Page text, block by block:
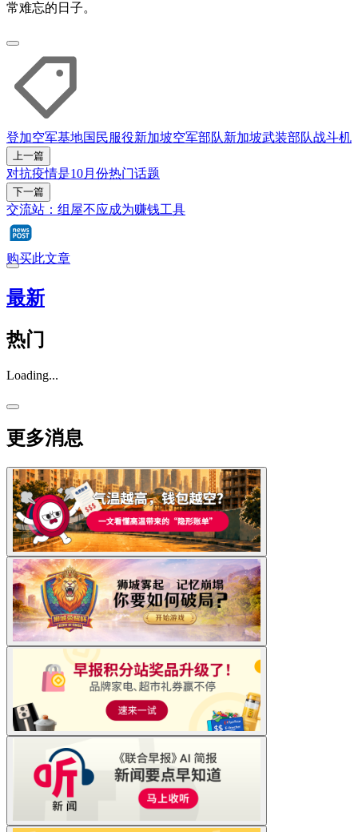
常难忘的日子。
登加空军基地国民服役新加坡空军部队新加坡武装部队战斗机
上一篇
对抗疫情是10月份热门话题
下一篇
交流站：组屋不应成为赚钱工具
购买此文章
最新
热门
Loading...
更多消息